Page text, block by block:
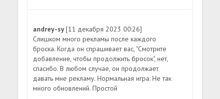
andrey-sy[11 декабря 2023 00:26]
Слишком много рекламы после каждого
броска. Когда он спрашивает вас, "Смотрите
добавление, чтобы продолжить бросок", нет,
спасибо. В любом случае, он продолжает
давать мне рекламу. Нормальная игра. Не так
много обновлений. Простой